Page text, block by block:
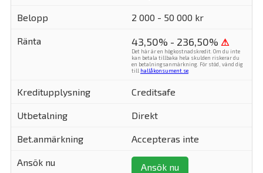
2 000 - 50 000 kr
43,50% - 236,50% ⚠
Det här är en högkostnadskredit. Om du inte
kan betala tillbaka hela skulden riskerar du
en betalningsanmärkning. För stöd, vänd dig
till hallåkonsument.se
Creditsafe
Direkt
Accepteras inte
Ansök nu